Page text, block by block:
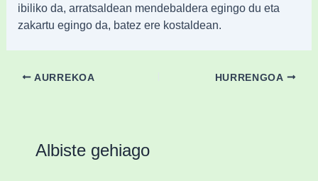
ibiliko da, arratsaldean mendebaldera egingo du eta
zakartu egingo da, batez ere kostaldean.
AURREKOA HURRENGOA
Albiste gehiago